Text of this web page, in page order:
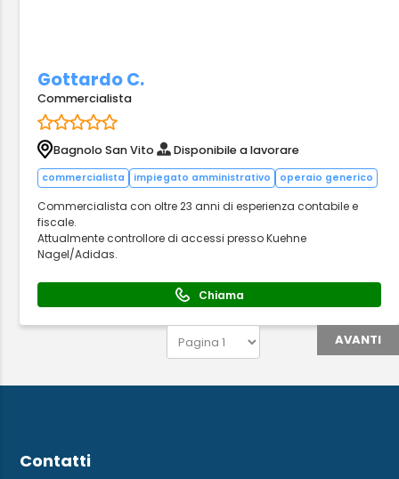
Gottardo C.
Commercialista
Bagnolo San Vito Disponibile a lavorare
commercialista impiegato amministrativo operaio generico
Commercialista con oltre 23 anni di esperienza contabile e
fiscale.
Attualmente controllore di accessi presso Kuehne
Nagel/Adidas.
Chiama
AVANTI
Contatti